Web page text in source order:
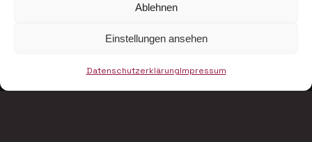
Ablehnen
Einstellungen ansehen
DatenschutzerklärungImpressum